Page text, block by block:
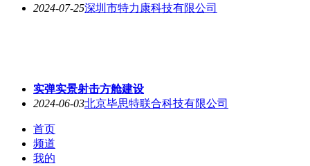
2024-07-25深圳市特力康科技有限公司
实弹实景射击方舱建设
2024-06-03北京毕思特联合科技有限公司
首页
频道
我的